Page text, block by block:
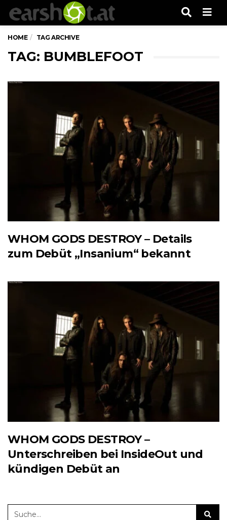
HOME TAG ARCHIVE
TAG: BUMBLEFOOT
WHOM GODS DESTROY – Details
zum Debüt „Insanium“ bekannt
WHOM GODS DESTROY –
Unterschreiben bei InsideOut und
kündigen Debüt an